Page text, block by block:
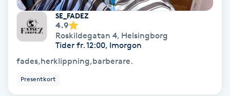
Permanent
Permanent hårborttagning
Permanent ögonbrynsmakeup
SE_FADEZ
4.9
Roskildegatan 4, Helsingborg
Tider fr. 12:00, Imorgon
fades,herklippning,barberare.
Presentkort